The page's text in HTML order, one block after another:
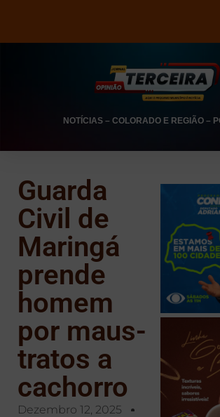
NOTÍCIAS– COLORADO E REGIÃO–
Guarda
Civil de
Maringá
prende
homem
por maus-
tratos a
cachorro
Dezembro 12, 2025